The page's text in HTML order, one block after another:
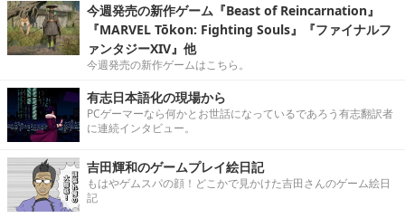
今週発売の新作ゲーム『Beast of Reincarnation』
『MARVEL Tōkon: Fighting Souls』『ファイナルフ
ァンタジーXIV』他
今週発売の新作ゲームはこちら。
有志日本語化の現場から
PCゲーマーなら何かとお世話になっているであろう有志翻訳者
に連続インタビュー。
吉田輝和のゲームプレイ絵日記
もはやゲムスパの顔！どこかで見かけた吉田さんのゲーム絵日
記